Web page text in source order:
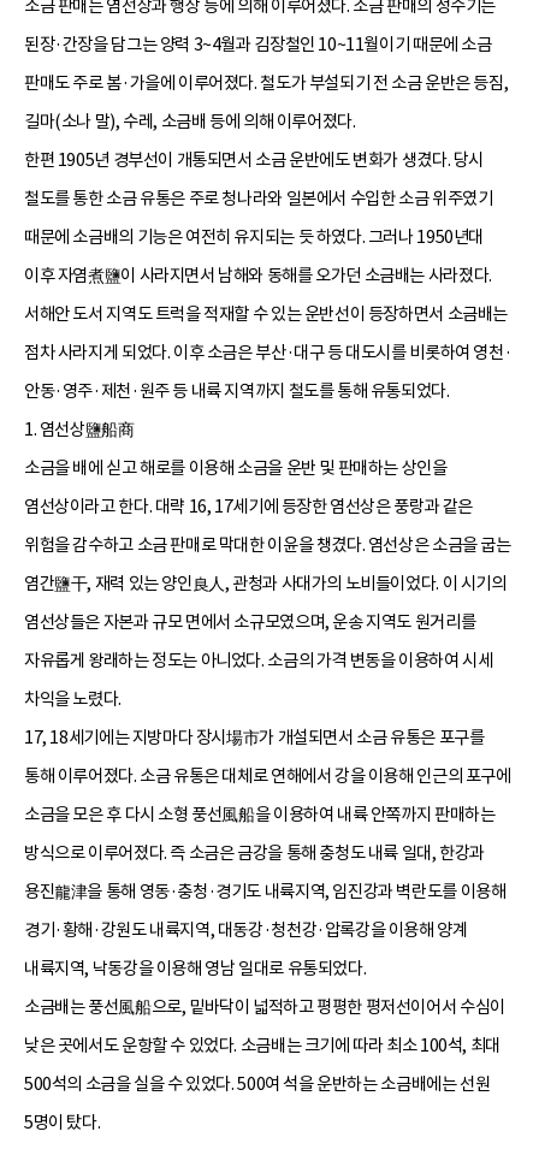
소금 판매는 염선상과 행상 등에 의해 이루어졌다. 소금 판매의 성수기는
된장·간장을 담그는 양력 3~4월과 김장철인 10~11월이기 때문에 소금
판매도 주로 봄·가을에 이루어졌다. 철도가 부설되기 전 소금 운반은 등짐,
길마(소나 말), 수레, 소금배 등에 의해 이루어졌다.
한편 1905년 경부선이 개통되면서 소금 운반에도 변화가 생겼다. 당시
철도를 통한 소금 유통은 주로 청나라와 일본에서 수입한 소금 위주였기
때문에 소금배의 기능은 여전히 유지되는 듯 하였다. 그러나 1950년대
이후 자염煮鹽이 사라지면서 남해와 동해를 오가던 소금배는 사라졌다.
서해안 도서 지역도 트럭을 적재할 수 있는 운반선이 등장하면서 소금배는
점차 사라지게 되었다. 이후 소금은 부산·대구 등 대도시를 비롯하여 영천·
안동·영주·제천·원주 등 내륙 지역까지 철도를 통해 유통되었다.
1. 염선상鹽船商
소금을 배에 싣고 해로를 이용해 소금을 운반 및 판매하는 상인을
염선상이라고 한다. 대략 16, 17세기에 등장한 염선상은 풍랑과 같은
위험을 감수하고 소금 판매로 막대한 이윤을 챙겼다. 염선상은 소금을 굽는
염간鹽干, 재력 있는 양인良人, 관청과 사대가의 노비들이었다. 이 시기의
염선상들은 자본과 규모 면에서 소규모였으며, 운송 지역도 원거리를
자유롭게 왕래하는 정도는 아니었다. 소금의 가격 변동을 이용하여 시세
차익을 노렸다.
17, 18세기에는 지방마다 장시場市가 개설되면서 소금 유통은 포구를
통해 이루어졌다. 소금 유통은 대체로 연해에서 강을 이용해 인근의 포구에
소금을 모은 후 다시 소형 풍선風船을 이용하여 내륙 안쪽까지 판매하는
방식으로 이루어졌다. 즉 소금은 금강을 통해 충청도 내륙 일대, 한강과
용진龍津을 통해 영동·충청·경기도 내륙지역, 임진강과 벽란도를 이용해
경기·황해·강원도 내륙지역, 대동강·청천강·압록강을 이용해 양계
내륙지역, 낙동강을 이용해 영남 일대로 유통되었다.
소금배는 풍선風船으로, 밑바닥이 넓적하고 평평한 평저선이어서 수심이
낮은 곳에서도 운항할 수 있었다. 소금배는 크기에 따라 최소 100석, 최대
500석의 소금을 실을 수 있었다. 500여 석을 운반하는 소금배에는 선원
5명이 탔다.